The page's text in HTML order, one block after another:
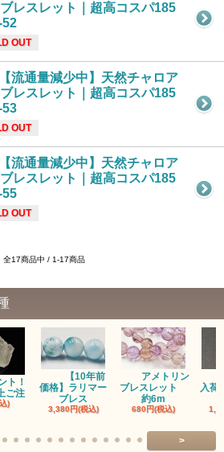
レスレット｜超高コスパ185
52
OUT
【流通量減少中】天然チャロア
レスレット｜超高コスパ185
53
OUT
【流通量減少中】天然チャロア
レスレット｜超高コスパ185
55
OUT
全17商品中 / 1-17商品
ト！
ご注
)
【10年前
価格】ラリマー
ブレス
3,380円(税込)
アメトリン
ブレスレット
約6m
680円(税込)
入荷
>